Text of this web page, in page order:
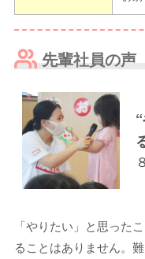
先輩社員の声
「やりたい」と思った
ることはありません。